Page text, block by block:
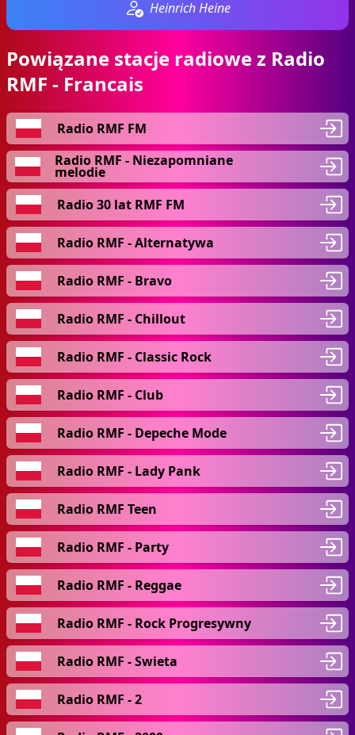
Heinrich Heine
Powiązane stacje radiowe z Radio
RMF - Francais
Radio RMF FM
Radio RMF - Niezapomniane
melodie
Radio 30 lat RMF FM
Radio RMF - Alternatywa
Radio RMF - Bravo
Radio RMF - Chillout
Radio RMF - Classic Rock
Radio RMF - Club
Radio RMF - Depeche Mode
Radio RMF - Lady Pank
Radio RMF Teen
Radio RMF - Party
Radio RMF - Reggae
Radio RMF - Rock Progresywny
Radio RMF - Swieta
Radio RMF - 2